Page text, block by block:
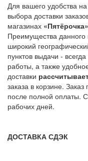
Для вашего удобства
выбора доставки
магазинах
Преимущества данного
широкий
пунктов выдачи -
работы, а также
доставки
заказа в корзине.
после полной оплаты.
рабочих дней.
ДОСТАВКА СДЭК